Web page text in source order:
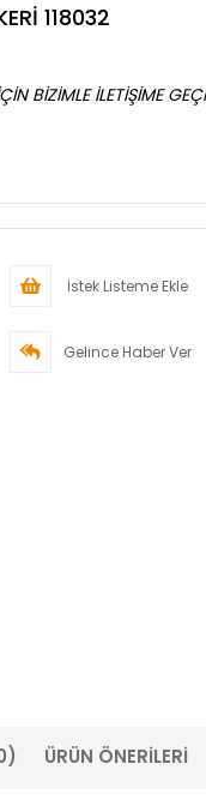
118032
BİZİMLE İLETİŞİME
İstek Listeme Ekle
Gelince Haber Ver
ÜRÜN ÖNERILERI